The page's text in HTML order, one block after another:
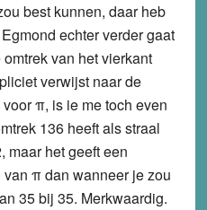
best kunnen, daar heb
echter verder gaat
van het vierkant
verwijst naar de
voorπ, is ie me toch even
136 heeft als straal
maar het geeft een
van πdan wanneer je zou
35 bij 35. Merkwaardig.